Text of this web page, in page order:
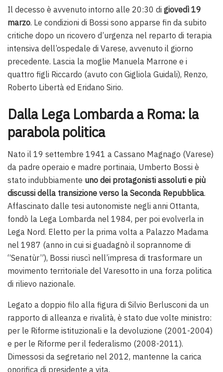
Il decesso è avvenuto intorno alle 20:30 di giovedì 19
marzo. Le condizioni di Bossi sono apparse fin da subito
critiche dopo un ricovero d’urgenza nel reparto di terapia
intensiva dell’ospedale di Varese, avvenuto il giorno
precedente. Lascia la moglie Manuela Marrone e i
quattro figli Riccardo (avuto con Gigliola Guidali), Renzo,
Roberto Libertà ed Eridano Sirio.
Dalla Lega Lombarda a Roma: la
parabola politica
Nato il 19 settembre 1941 a Cassano Magnago (Varese)
da padre operaio e madre portinaia, Umberto Bossi è
stato indubbiamente uno dei protagonisti assoluti e più
discussi della transizione verso la Seconda Repubblica.
Affascinato dalle tesi autonomiste negli anni Ottanta,
fondò la Lega Lombarda nel 1984, per poi evolverla in
Lega Nord. Eletto per la prima volta a Palazzo Madama
nel 1987 (anno in cui si guadagnò il soprannome di
“Senatùr”), Bossi riuscì nell’impresa di trasformare un
movimento territoriale del Varesotto in una forza politica
di rilievo nazionale.
Legato a doppio filo alla figura di Silvio Berlusconi da un
rapporto di alleanza e rivalità, è stato due volte ministro:
per le Riforme istituzionali e la devoluzione (2001-2004)
e per le Riforme per il federalismo (2008-2011).
Dimessosi da segretario nel 2012, mantenne la carica
onorifica di presidente a vita.